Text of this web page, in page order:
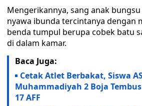
Mengerikannya, sang anak
nyawa ibunda tercintanya dengan
benda tumpul berupa cobek batu
di dalam kamar.
Baca Juga:
Cetak Atlet Berbakat, Siswa
Muhammadiyah 2 Boja
17 AFF